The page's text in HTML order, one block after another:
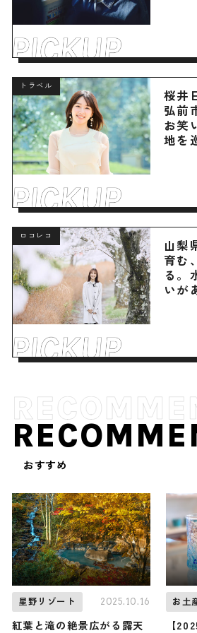
トラベル
桜井
弘前
お笑
地を
ロコレコ
山梨
育む
る。
いが
おすすめ
星野リゾート 2025.10.16
紅葉と滝の絶景広がる露天
お土
【